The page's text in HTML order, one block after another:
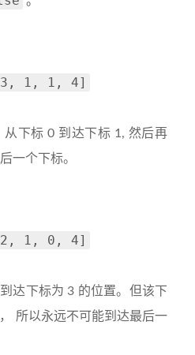
3, 1, 1, 4]
从下标 0 到达下标 1, 然后再
一个下标。
2, 1, 0, 4]
达下标为 3 的位置。但该下
所以永远不可能到达最后一